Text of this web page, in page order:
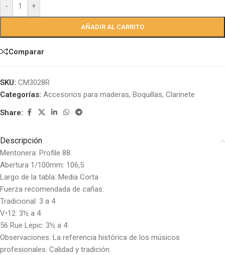
- +
AÑADIR AL CARRITO
Comparar
SKU: CM3028R
Categorías: Accesorios para maderas, Boquillas, Clarinete
Share:
Descripción
Mentonera: Profile 88
Abertura 1/100mm: 106,5
Largo de la tabla: Media Corta
Fuerza recomendada de cañas:
Tradicional: 3 a 4
V•12: 3½ a 4
56 Rue Lepic: 3½ a 4
Observaciones: La referencia histórica de los músicos
profesionales. Calidad y tradición.